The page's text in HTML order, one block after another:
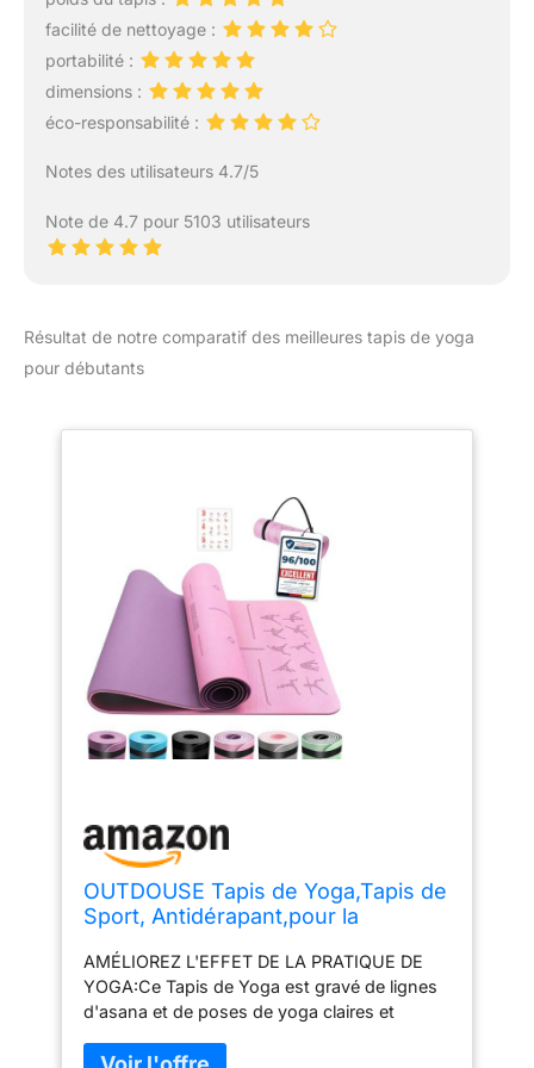
choisir, correspondre à
différents scénarios
d'exercice, changer votre
bonne humeur tous les
jours
la casse. Vous pouvez
utiliser ce matelas pour
des positions de yoga et
des exercices difficiles.
Taille-183 x 66cm,
matelas garantit un
personnes de toutes
le sommeil, la méditation,
les parcs. Le tapis de
détergent.
facilité de nettoyage :
portabilité :
dimensions :
éco-responsabilité :
Notes des utilisateurs 4.7/5
Note de 4.7 pour 5103 utilisateurs
Résultat de notre comparatif des meilleures tapis de yoga
pour débutants
OUTDOUSE Tapis de Yoga,Tapis de
Sport, Antidérapant,pour la
oyage,Tapis de Gymnastique avec
sangles de
rangement,183x61x0.6cm
AMÉLIOREZ L'EFFET DE LA PRATIQUE DE
YOGA:Ce Tapis de Yoga est gravé de lignes
d'asana et de poses de yoga claires et
laser qui peut vous aider à mieux contrôler la